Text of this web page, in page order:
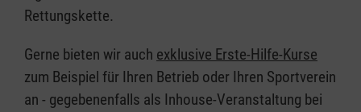
Rettungskette.
Gerne bieten wir auch exklusive Erste-Hilfe-Kurse
zum Beispiel für Ihren Betrieb oder Ihren Sportverein
an - gegebenenfalls als Inhouse-Veranstaltung bei